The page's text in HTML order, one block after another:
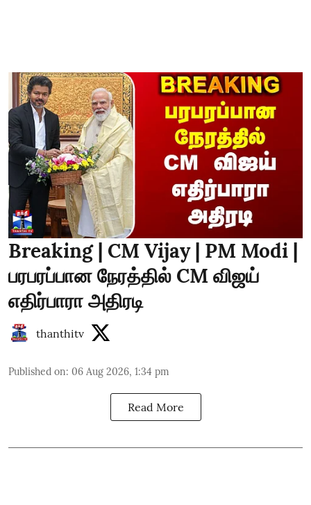
Breaking | CM Vijay | PM Modi |
பரபரப்பான நேரத்தில் CM விஜய்
எதிர்பாரா அதிரடி
thanthitv
Published on: 06 Aug 2026, 1:34 pm
Read More